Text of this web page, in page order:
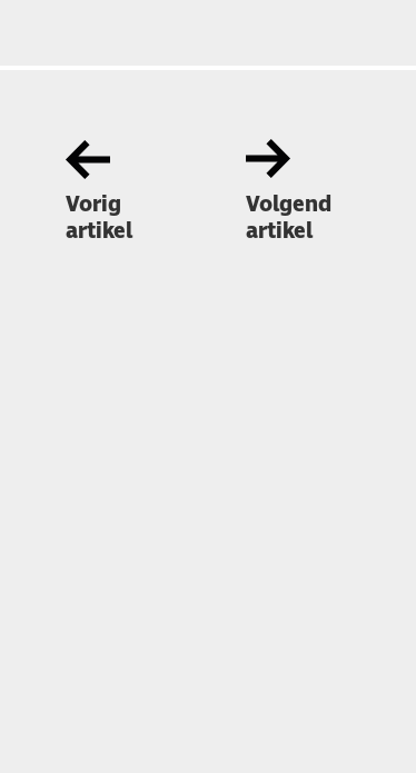
Vorig
artikel
Volgend
artikel